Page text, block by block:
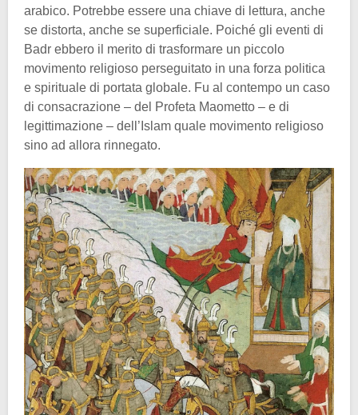
arabico. Potrebbe essere una chiave di lettura, anche
se distorta, anche se superficiale. Poiché gli eventi di
Badr ebbero il merito di trasformare un piccolo
movimento religioso perseguitato in una forza politica
e spirituale di portata globale. Fu al contempo un caso
di consacrazione – del Profeta Maometto – e di
legittimazione – dell’Islam quale movimento religioso
sino ad allora rinnegato.